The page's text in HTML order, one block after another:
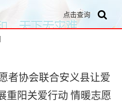
点击查询
者协会联合安义县让爱
重阳关爱行动 情暖志愿